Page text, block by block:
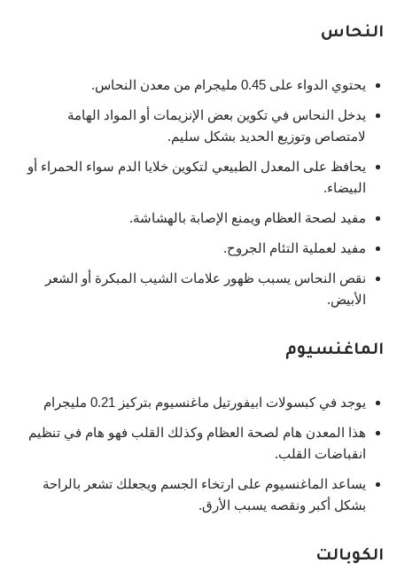
النحاس
يحتوي الدواء على 0.45 مليجرام من معدن النحاس.
يدخل النحاس في تكوين بعض الإنزيمات أو المواد الهامة
لامتصاص وتوزيع الحديد بشكل سليم.
يحافظ على المعدل الطبيعي لتكوين خلايا الدم سواء الحمراء أو
البيضاء.
مفيد لصحة العظام ويمنع الإصابة بالهشاشة.
مفيد لعملية التئام الجروح.
نقص النحاس يسبب ظهور علامات الشيب المبكرة أو الشعر
الأبيض.
الماغنسيوم
يوجد في كبسولات ابيفورتيل ماغنسيوم بتركيز 0.21 مليجرام
هذا المعدن هام لصحة العظام وكذلك القلب فهو هام في تنظيم
انقباضات القلب.
يساعد الماغنسيوم على ارتخاء الجسم ويجعلك تشعر بالراحة
بشكل أكبر ونقصه يسبب الأرق.
الكوبالت